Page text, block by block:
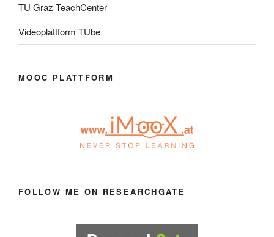
TU Graz TeachCenter
Videoplattform TUbe
MOOC PLATTFORM
FOLLOW ME ON RESEARCHGATE